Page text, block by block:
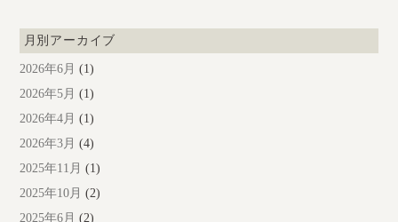
月別アーカイブ
2026年6月 (1)
2026年5月 (1)
2026年4月 (1)
2026年3月 (4)
2025年11月 (1)
2025年10月 (2)
2025年6月 (2)